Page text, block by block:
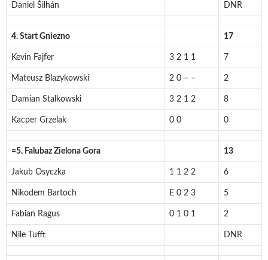
Daniel Šilhán DNR
4. Start Gniezno 17
Kevin Fajfer 3 2 1 1 7
Mateusz Blazykowski 2 0 – – 2
Damian Stalkowski 3 2 1 2 8
Kacper Grzelak 0 0 0
=5. Falubaz Zielona Gora 13
Jakub Osyczka 1 1 2 2 6
Nikodem Bartoch E 0 2 3 5
Fabian Ragus 0 1 0 1 2
Nile Tufft DNR